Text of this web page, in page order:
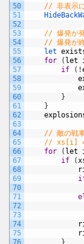
50
51
52
53
54
55
56
57
58
59
60
61
62
63
64
65
66
67
68
69
70
71
72
73
74
75
76
// 非表示に
// 爆発が発
// 爆発が終
let
for
( let
if
( !
}
}
// 敵の戦車
// xs[i] ==
for
( let
if
(
}